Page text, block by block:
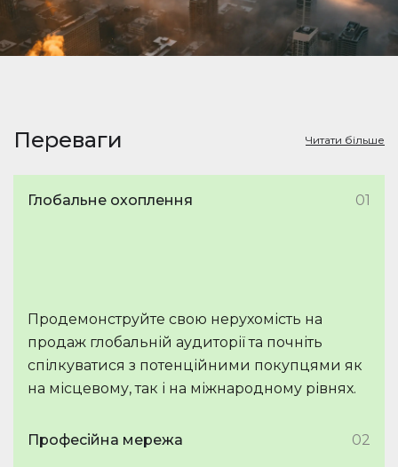
Переваги Читати більше
Глобальне охоплення 01
Продемонструйте свою нерухомість на
продаж глобальній аудиторії та почніть
спілкуватися з потенційними покупцями як
на місцевому, так і на міжнародному рівнях.
Професійна мережа 02